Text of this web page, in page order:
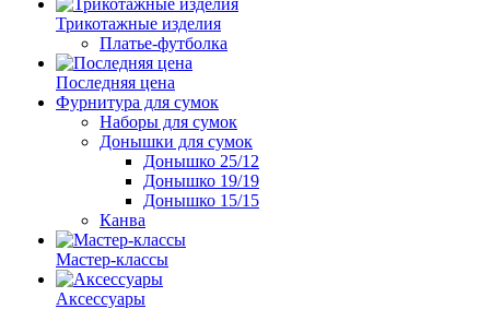
Трикотажные изделия
Платье-футболка
Последняя цена
Фурнитура для сумок
Наборы для сумок
Донышки для сумок
Донышко 25/12
Донышко 19/19
Донышко 15/15
Канва
Мастер-классы
Аксессуары